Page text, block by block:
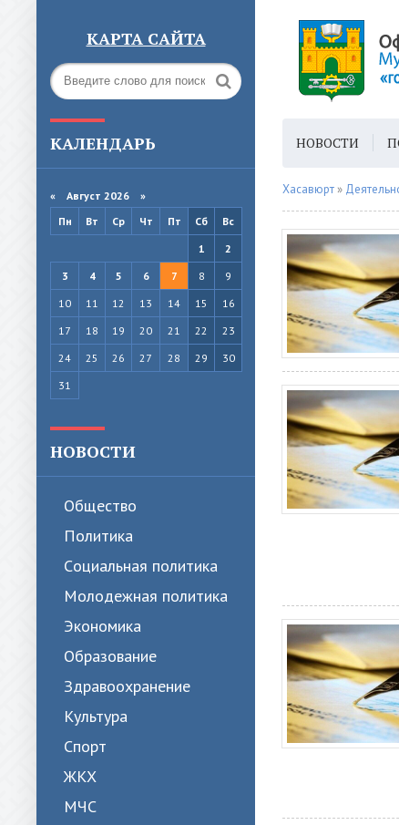
КАРТА САЙТА
КАЛЕНДАРЬ
« Август 2026 »
Пн
Вт Ср Чт Пт Сб
Вс
1
2
3
4 5 6 7 8
9
10
11 12 13 14 15
16
17
18 19 20 21 22
23
24
25 26 27 28 29
30
31
НОВОСТИ
Общество
Политика
Cоциальная политика
Молодежная политика
Экономика
Образование
Здравоохранение
Культура
Спорт
ЖКХ
МЧС
НОВОСТИ
ГОРОДСКАЯ
Хасавюрт »